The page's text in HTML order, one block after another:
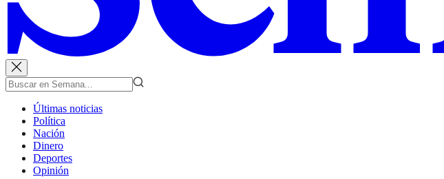
Últimas noticias
Política
Nación
Dinero
Deportes
Opinión